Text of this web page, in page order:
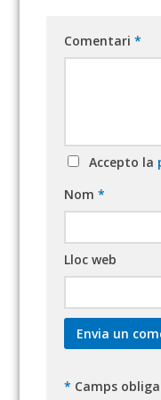
Comentari *
Accepto la
Nom *
Lloc web
* Camps